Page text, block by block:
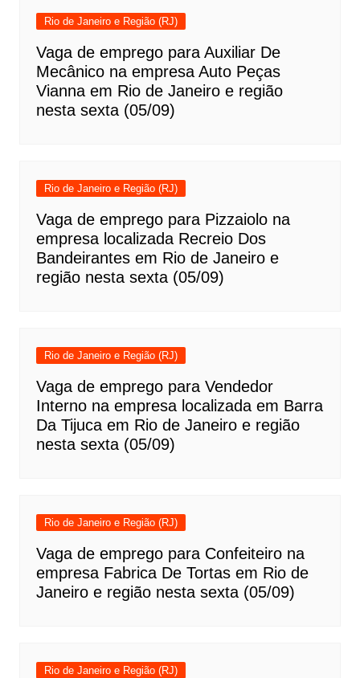
Rio de Janeiro e Região (RJ)
Vaga de emprego para Auxiliar De
Mecânico na empresa Auto Peças
Vianna em Rio de Janeiro e região
nesta sexta (05/09)
Rio de Janeiro e Região (RJ)
Vaga de emprego para Pizzaiolo na
empresa localizada Recreio Dos
Bandeirantes em Rio de Janeiro e
região nesta sexta (05/09)
Rio de Janeiro e Região (RJ)
Vaga de emprego para Vendedor
Interno na empresa localizada em Barra
Da Tijuca em Rio de Janeiro e região
nesta sexta (05/09)
Rio de Janeiro e Região (RJ)
Vaga de emprego para Confeiteiro na
empresa Fabrica De Tortas em Rio de
Janeiro e região nesta sexta (05/09)
Rio de Janeiro e Região (RJ)